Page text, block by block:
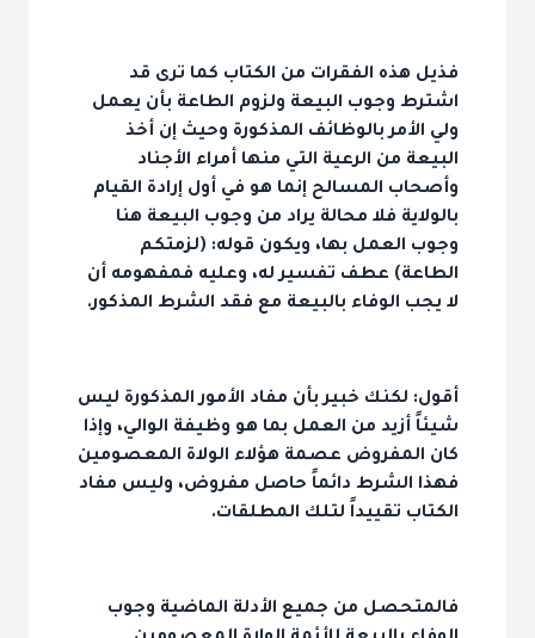
فذيل هذه الفقرات من الكتاب كما ترى قد
اشترط وجوب البيعة ولزوم الطاعة بأن يعمل
ولي الأمر بالوظائف المذكورة وحيث إن أخذ
البيعة من الرعية التي منها أمراء الأجناد
وأصحاب المسالح إنما هو في أول إرادة القيام
بالولاية فلا محالة يراد من وجوب البيعة هنا
وجوب العمل بها، ويكون قوله: (لزمتكم
الطاعة) عطف تفسير له، وعليه فمفهومه أن
لا يجب الوفاء بالبيعة مع فقد الشرط المذكور.
أقول: لكنك خبير بأن مفاد الأمور المذكورة ليس
شيئاً أزيد من العمل بما هو وظيفة الوالي، وإذا
كان المفروض عصمة هؤلاء الولاة المعصومين
فهذا الشرط دائماً حاصل مفروض، وليس مفاد
الكتاب تقييداً لتلك المطلقات.
فالمتحصل من جميع الأدلة الماضية وجوب